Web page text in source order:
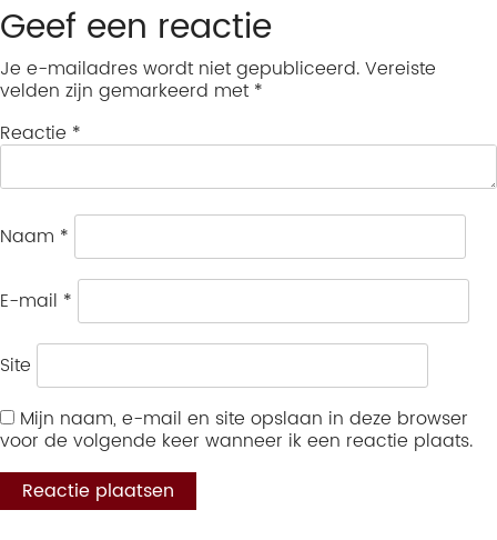
Geef een reactie
Je e-mailadres wordt niet gepubliceerd.Vereiste
velden zijn gemarkeerd met *
Reactie *
Naam *
E-mail *
Site
Mijn naam, e-mail en site opslaan in deze browser
voor de volgende keer wanneer ik een reactie plaats.